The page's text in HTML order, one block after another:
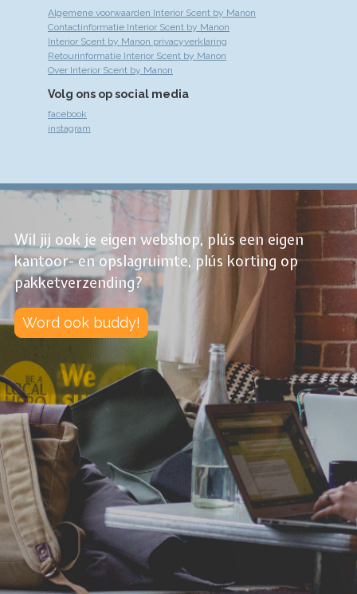
Algemene voorwaarden Interior Scent by Manon
Contactinformatie Interior Scent by Manon
Interior Scent by Manon privacyverklaring
Retourinformatie Interior Scent by Manon
Over Interior Scent by Manon
Volg ons op social media
facebook
instagram
Wil jij ook je eigen webshop, plús een eigen
kantoor- en opslagruimte, plús korting op
pakketverzending?
Word ook buddy!